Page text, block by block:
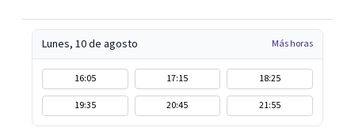
Lunes, 10 de agosto Más horas
16:05 17:15
18:25
19:35
20:45 21:55